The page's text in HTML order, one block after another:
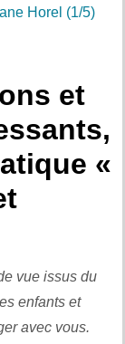
Horel (1/5)
et
«
vue issus du
enfants et
avec vous.